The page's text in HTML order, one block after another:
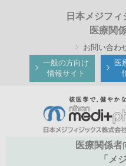
日本メジフ
医療関
お問い合わ
一般の方向け
情報サイト
医
医療関係者
「メ